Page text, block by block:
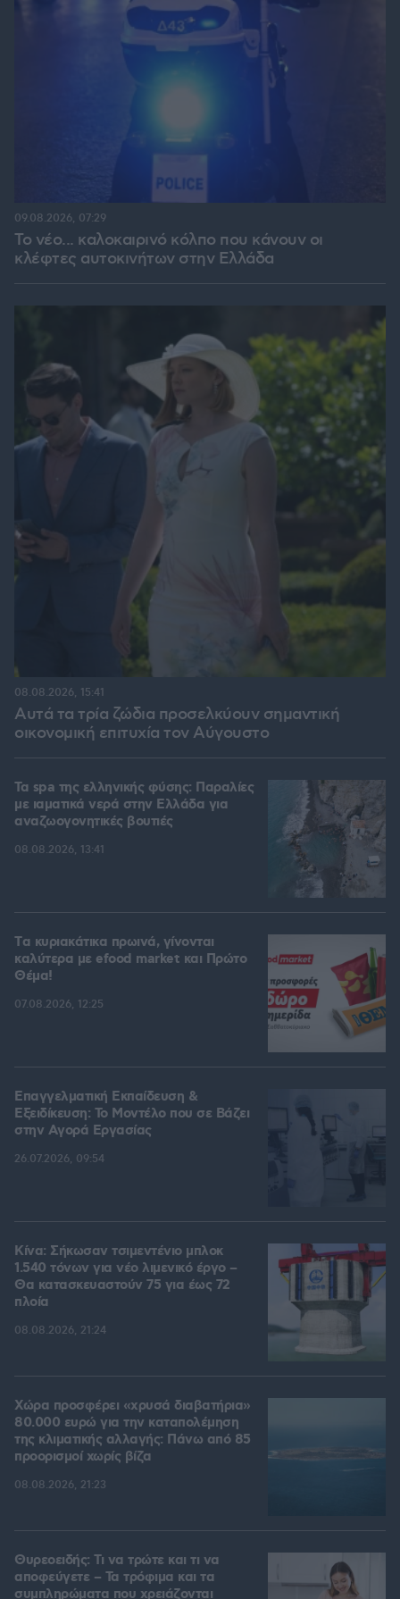
Το νέο... καλοκαιρινό κόλπο που κάνουν οι
κλέφτες αυτοκινήτων στην Ελλάδα
09.08.2026, 07:29
Αυτά τα τρία ζώδια προσελκύουν σημαντική
οικονομική επιτυχία τον Αύγουστο
08.08.2026, 15:41
Τα spa της ελληνικής φύσης: Παραλίες
με ιαματικά νερά στην Ελλάδα για
αναζωογονητικές βουτιές
08.08.2026, 13:41
Tα κυριακάτικα πρωινά, γίνονται
καλύτερα με efood market και Πρώτο
Θέμα!
07.08.2026, 12:25
Επαγγελματική Εκπαίδευση &
Εξειδίκευση: Το Mοντέλο που σε Bάζει
στην Aγορά Eργασίας
26.07.2026, 09:54
Κίνα: Σήκωσαν τσιμεντένιο μπλοκ
1.540 τόνων για νέο λιμενικό έργο –
Θα κατασκευαστούν 75 για έως 72
πλοία
08.08.2026, 21:24
Χώρα προσφέρει «χρυσά διαβατήρια»
80.000 ευρώ για την καταπολέμηση
της κλιματικής αλλαγής: Πάνω από 85
προορισμοί χωρίς βίζα
08.08.2026, 21:23
Θυρεοειδής: Τι να τρώτε και τι να
αποφεύγετε – Τα τρόφιμα και τα
συμπληρώματα που χρειάζονται